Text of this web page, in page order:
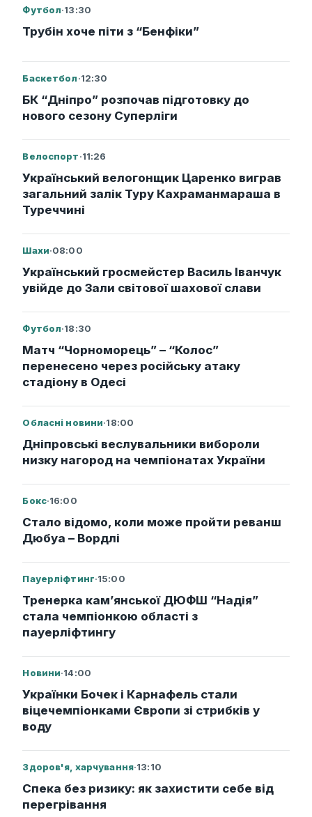
Футбол·13:30
Трубін хоче піти з “Бенфіки”
Баскетбол·12:30
БК “Дніпро” розпочав підготовку до
нового сезону Суперліги
Велоспорт·11:26
Український велогонщик Царенко виграв
загальний залік Туру Кахраманмараша в
Туреччині
Шахи·08:00
Український гросмейстер Василь Іванчук
увійде до Зали світової шахової слави
Футбол·18:30
Матч “Чорноморець” – “Колос”
перенесено через російську атаку
стадіону в Одесі
Обласні новини·18:00
Дніпровські веслувальники вибороли
низку нагород на чемпіонатах України
Бокс·16:00
Стало відомо, коли може пройти реванш
Дюбуа – Вордлі
Пауерліфтинг·15:00
Тренерка кам’янської ДЮФШ “Надія”
стала чемпіонкою області з
пауерліфтингу
Новини·14:00
Українки Бочек і Карнафель стали
віцечемпіонками Європи зі стрибків у
воду
Здоров'я, харчування·13:10
Спека без ризику: як захистити себе від
перегрівання